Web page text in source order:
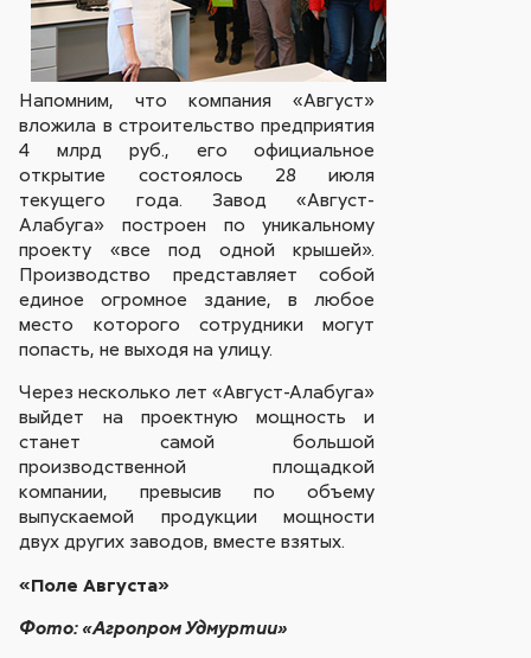
Напомним, что компания «Август»
вложила в строительство предприятия
4 млрд руб., его официальное
открытие состоялось 28 июля
текущего года. Завод «Август-
Алабуга» построен по уникальному
проекту «все под одной крышей».
Производство представляет собой
единое огромное здание, в любое
место которого сотрудники могут
попасть, не выходя на улицу.
Через несколько лет «Август-Алабуга»
выйдет на проектную мощность и
станет самой большой
производственной площадкой
компании, превысив по объему
выпускаемой продукции мощности
двух других заводов, вместе взятых.
«Поле Августа»
Фото: «Агропром Удмуртии»